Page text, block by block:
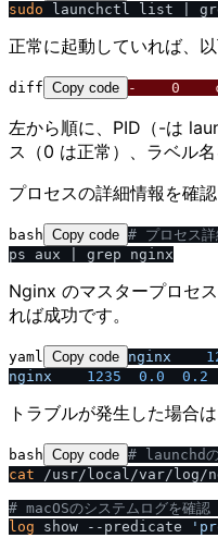
sudo
正常に起動していれば、
diff Copy code -    0
左から順に、PID（-は
ス（0 は正常）、ラベル名
プロセスの詳細情報を確認
bash Copy code # プロセス詳
Nginx のマスタープロセ
れば成功です。
yaml Copy code nginx
nginx
1235 0.0 0.2
トラブルが発生した場合
bash Copy code # launchdの
cat /usr/local/var/log/
# macOSのシステムログを確認
log show --predicate